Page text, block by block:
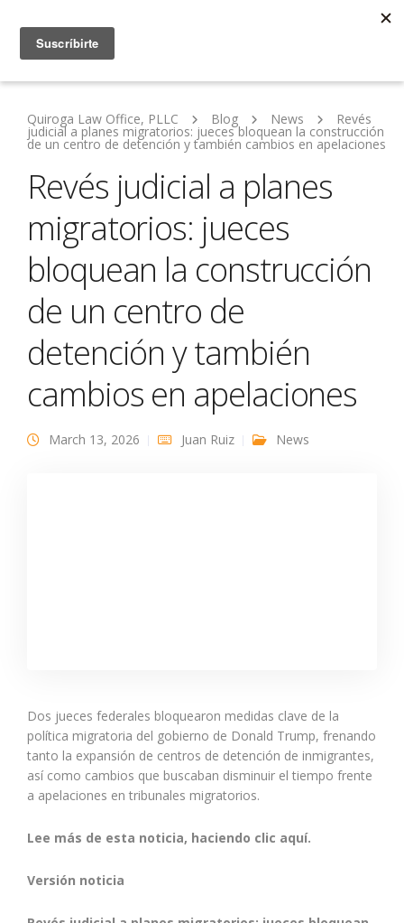
Quiroga Law Office, PLLC Blog News Revés
judicial a planes migratorios: jueces bloquean la construcción
de un centro de detención y también cambios en apelaciones
Revés judicial a planes
migratorios: jueces
bloquean la construcción
de un centro de
detención y también
cambios en apelaciones
March 13, 2026 Juan Ruiz News
Dos jueces federales bloquearon medidas clave de la
política migratoria del gobierno de Donald Trump, frenando
tanto la expansión de centros de detención de inmigrantes,
así como cambios que buscaban disminuir el tiempo frente
a apelaciones en tribunales migratorios.
Lee más de esta noticia, haciendo clic aquí.
Versión noticia